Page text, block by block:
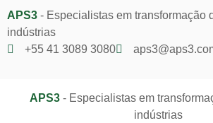
APS3 - Especialistas em transformação
indústrias
+55 41 3089 3080
APS3- Especialistas em
indústrias